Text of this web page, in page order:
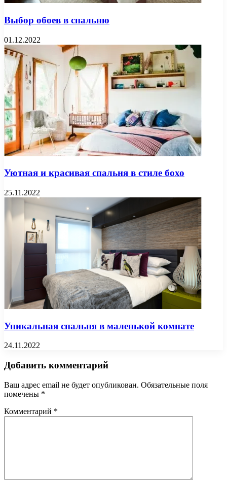
Выбор обоев в спальню
01.12.2022
Уютная и красивая спальня в стиле бохо
25.11.2022
Уникальная спальня в маленькой комнате
24.11.2022
Добавить комментарий
Ваш адрес email не будет опубликован. Обязательные поля
помечены *
Комментарий *